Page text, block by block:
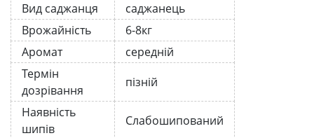
Вид саджанця
саджанець
Врожайність
6-8кг
Аромат
середній
Термін
дозрівання
пізній
Наявність
шипів
Слабошипований